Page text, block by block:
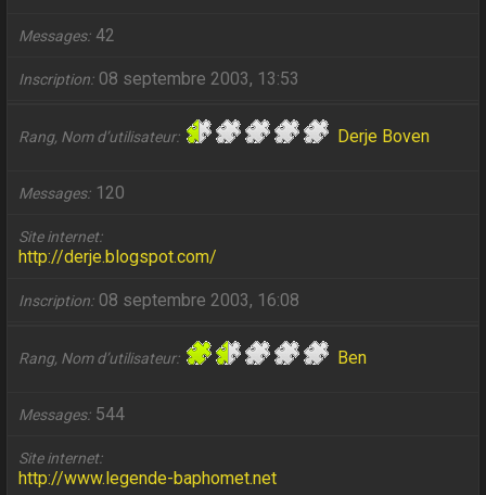
Messages 42
Inscription 08 septembre 2003, 13:53
Rang, Nom d’utilisateur Derje Boven
Messages 120
Site internet
http://derje.blogspot.com/
Inscription 08 septembre 2003, 16:08
Rang, Nom d’utilisateur Ben
Messages 544
Site internet
http://www.legende-baphomet.net